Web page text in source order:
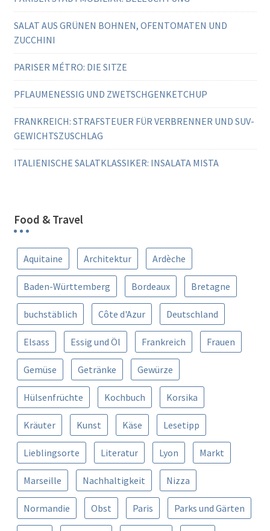
SALAT AUS GRÜNEN BOHNEN, OFENTOMATEN UND
ZUCCHINI
PARISER MÉTRO: DIE SITZE
PFLAUMENESSIG UND ZWETSCHGENKETCHUP
FRANKREICH: STRAFSTEUER FÜR VERBRENNER UND SUV-
GEWICHTSZUSCHLAG
ITALIENISCHE SALATKLASSIKER: INSALATA MISTA
Food & Travel
Aquitaine Architektur Ardèche
Baden-Württemberg Bordeaux Bretagne
buchstäblich Côte d'Azur Deutschland
Elsass Essig und Öl Frankreich Frauen
Gemüse Getränke Gewürze
Hülsenfrüchte Kochbuch Korsika
Kräuter Kunst Käse Lesetipp
Lieblingsorte Literatur Lyon Markt
Marseille Nachhaltigkeit Nizza
Normandie Obst Paris Parks und Gärten